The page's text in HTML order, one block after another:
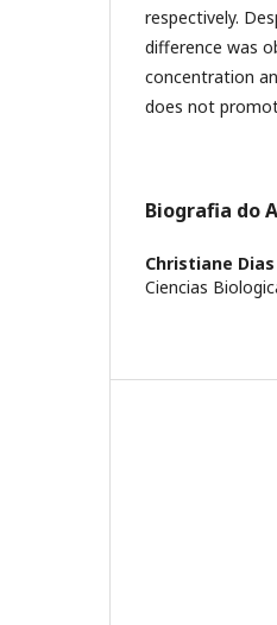
respectively.
difference was
concentration
does not
Biografia do
Christiane
Ciencias